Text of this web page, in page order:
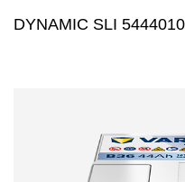
DYNAMIC SLI